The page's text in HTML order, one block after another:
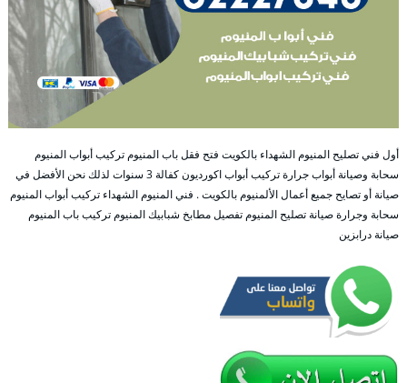
أول فني تصليح المنيوم الشهداء بالكويت فتح فقل باب المنيوم تركيب أبواب المنيوم
سحابة وصيانة أبواب جرارة تركيب أبواب اكورديون كفالة 3 سنوات لذلك نحن الأفضل في
صيانة أو تصايح جميع أعمال الألمنيوم بالكويت . فني المنيوم الشهداء تركيب أبواب المنيوم
سحابة وجرارة صيانة تصليح المنيوم تفصيل مطابخ شبابيك المنيوم تركيب باب المنيوم
صيانة درابزين